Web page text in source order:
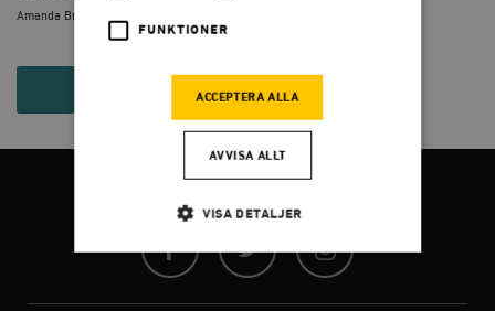
Amanda Broberg (Red.)
FUNKTIONER
ACCEPTERA ALLA
AVVISA ALLT
VISA DETALJER